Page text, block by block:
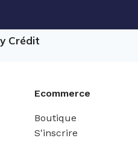
Crédit
Ecommerce
Boutique
S'inscrire